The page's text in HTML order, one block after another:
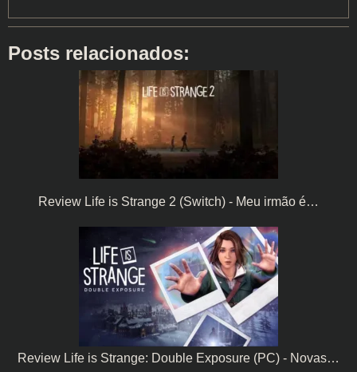
Posts relacionados:
Review Life is Strange 2 (Switch) - Meu irmão é…
Review Life is Strange: Double Exposure (PC) - Novas…